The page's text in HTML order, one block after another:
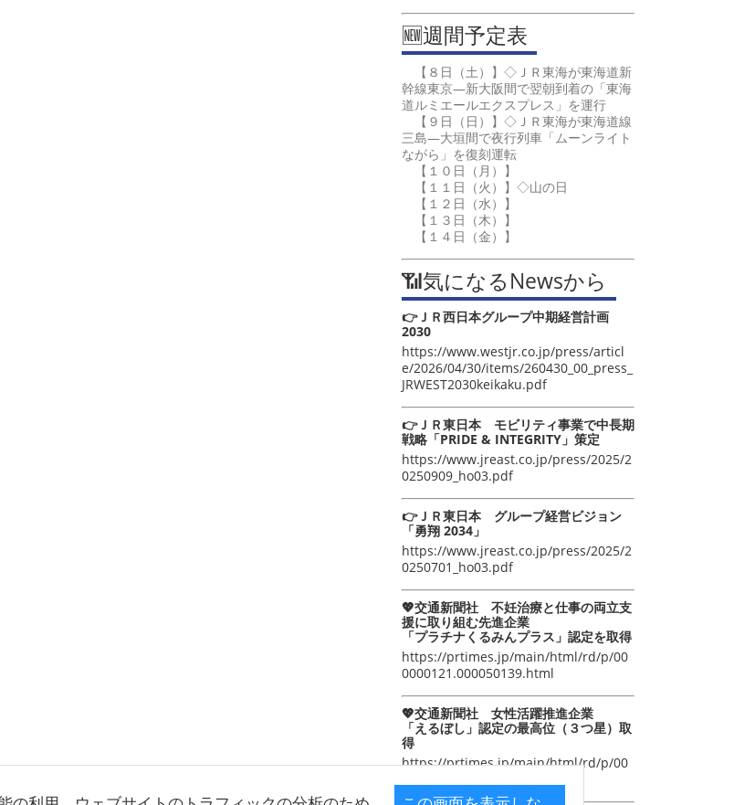
🆕週間予定表
【８日（土）】◇ＪＲ東海が東海道新
幹線東京―新大阪間で翌朝到着の「東海
道ルミエールエクスプレス」を運行
【９日（日）】◇ＪＲ東海が東海道線
三島―大垣間で夜行列車「ムーンライト
ながら」を復刻運転
【１０日（月）】
【１１日（火）】◇山の日
【１２日（水）】
【１３日（木）】
【１４日（金）】
📶気になるNewsから
👉ＪＲ西日本グループ中期経営計画
2030
https://www.westjr.co.jp/press/articl
e/2026/04/30/items/260430_00_press_
JRWEST2030keikaku.pdf
👉ＪＲ東日本 モビリティ事業で中長期
戦略「PRIDE & INTEGRITY」策定
https://www.jreast.co.jp/press/2025/2
0250909_ho03.pdf
👉ＪＲ東日本 グループ経営ビジョン
「勇翔 2034」
https://www.jreast.co.jp/press/2025/2
0250701_ho03.pdf
💖交通新聞社 不妊治療と仕事の両立支
援に取り組む先進企業
「プラチナくるみんプラス」認定を取得
https://prtimes.jp/main/html/rd/p/00
0000121.000050139.html
💖交通新聞社 女性活躍推進企業
「えるぼし」認定の最高位（３つ星）取
得
https://prtimes.jp/main/html/rd/p/00